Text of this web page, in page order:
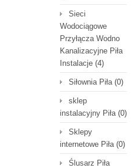
Sieci
Wodociągowe
Przyłącza Wodno
Kanalizacyjne Piła
Instalacje (4)
Siłownia Piła(0)
sklep
instalacyjny Piła(0)
Sklepy
internetowe Piła(0)
Ślusarz Piła